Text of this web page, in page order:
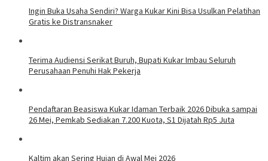
Ingin Buka Usaha Sendiri? Warga Kukar Kini Bisa Usulkan Pelatihan
Gratis ke Distransnaker
Terima Audiensi Serikat Buruh, Bupati Kukar Imbau Seluruh
Perusahaan Penuhi Hak Pekerja
Pendaftaran Beasiswa Kukar Idaman Terbaik 2026 Dibuka sampai
26 Mei, Pemkab Sediakan 7.200 Kuota, S1 Dijatah Rp5 Juta
Kaltim akan Sering Hujan di Awal Mei 2026